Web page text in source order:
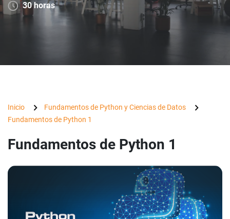
30 horas
Inicio
Fundamentos de Python y Ciencias de Datos
Fundamentos de Python 1
Fundamentos de Python 1